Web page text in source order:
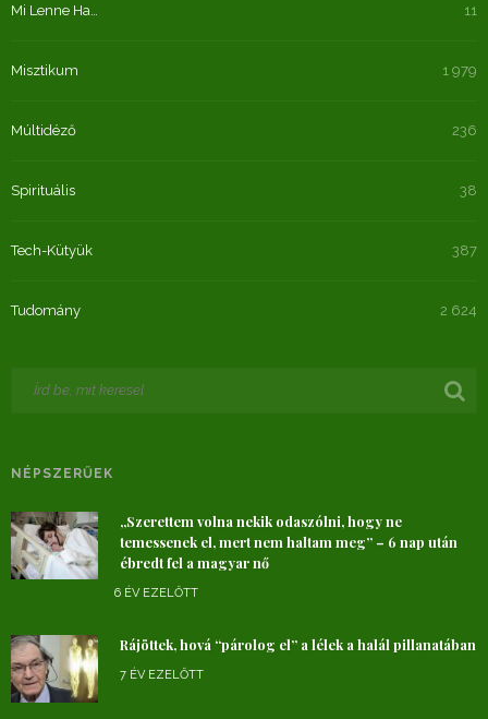
Mi Lenne Ha… 11
Misztikum 1 979
Múltidéző 236
Spirituális 38
Tech-Kütyük 387
Tudomány 2 624
NÉPSZERŰEK
„Szerettem volna nekik odaszólni, hogy ne
temessenek el, mert nem haltam meg” – 6 nap után
ébredt fel a magyar nő
6 ÉV EZELŐTT
Rájöttek, hová “párolog el” a lélek a halál pillanatában
7 ÉV EZELŐTT